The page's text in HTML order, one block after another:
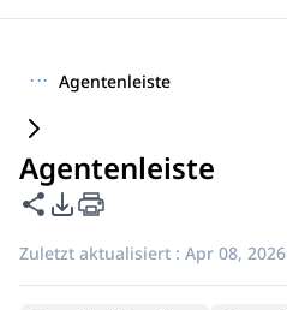
··· Agentenleiste
Agentenleiste
Diese Seite teilen
PDF-Exportoptionen
Zuletzt aktualisiert : Apr 08, 2026